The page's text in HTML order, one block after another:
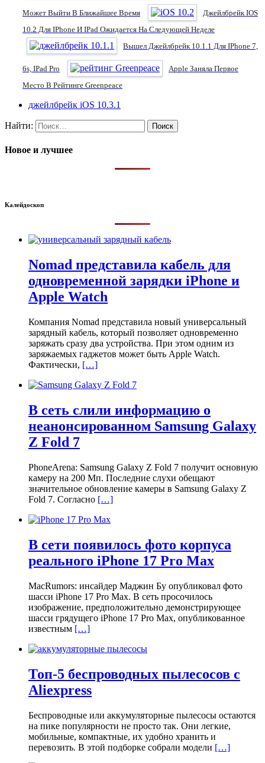
Может Выйти В Ближайшее Время
Джейлбрейк IOS
10.2 Для IPhone И IPad Ожидается На Следующей Неделе
Вышел Джейлбрейк 10.1.1 Для IPhone 7,
6s, IPad Pro
Apple Заняла Первое
Место В Рейтинге Greenpeace
джейлбрейк iOS 10.3.1
Найти:
Новое и лучшее
Калейдоскоп
Nomad представила кабель для
одновременной зарядки iPhone и
Apple Watch
Компания Nomad представила новый универсальный
зарядный кабель, который позволяет одновременно
заряжать сразу два устройства. При этом одним из
заряжаемых гаджетов может быть Apple Watch.
Фактически, […]
В сеть слили информацию о
неанонсированном Samsung Galaxy
Z Fold 7
PhoneArena: Samsung Galaxy Z Fold 7 получит основную
камеру на 200 Мп. Последние слухи обещают
значительное обновление камеры в Samsung Galaxy Z
Fold 7. Согласно […]
В сети появилось фото корпуса
реального iPhone 17 Pro Max
MacRumors: инсайдер Маджин Бу опубликовал фото
шасси iPhone 17 Pro Max. В сеть просочилось
изображение, предположительно демонстрирующее
шасси грядущего iPhone 17 Pro Max, опубликованное
известным […]
Топ-5 беспроводных пылесосов с
Aliexpress
Беспроводные или аккумуляторные пылесосы остаются
на пике популярности не просто так. Они легкие,
мобильные, компактные, их удобно хранить и
перевозить. В этой подборке собрали модели […]